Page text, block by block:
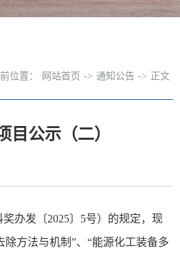
位置： 网站首页 -> 通知公告 -> 正文
公示（二）
办发〔2025〕5号）的规定，现
除方法与机制 ”、“能源化工装备多